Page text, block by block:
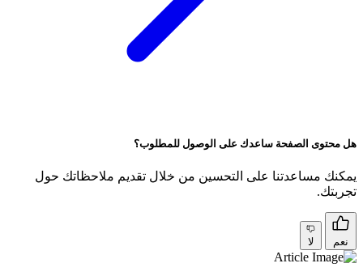
هل محتوى الصفحة ساعدك على الوصول للمطلوب؟
يمكنك مساعدتنا على التحسين من خلال تقديم ملاحظاتك حول
تجربتك.
نعم لا